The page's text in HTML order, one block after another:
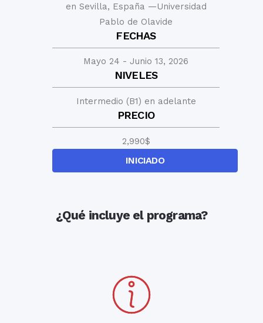
en Sevilla, España —Universidad
Pablo de Olavide
FECHAS
Mayo 24 - Junio 13, 2026
NIVELES
Intermedio (B1) en adelante
PRECIO
2,990$
INICIADO
¿Qué incluye el programa?